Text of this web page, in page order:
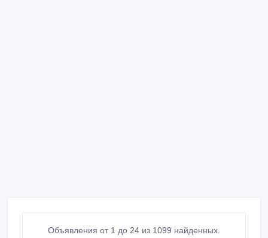
Объявления от 1 до 24 из 1099 найденных.